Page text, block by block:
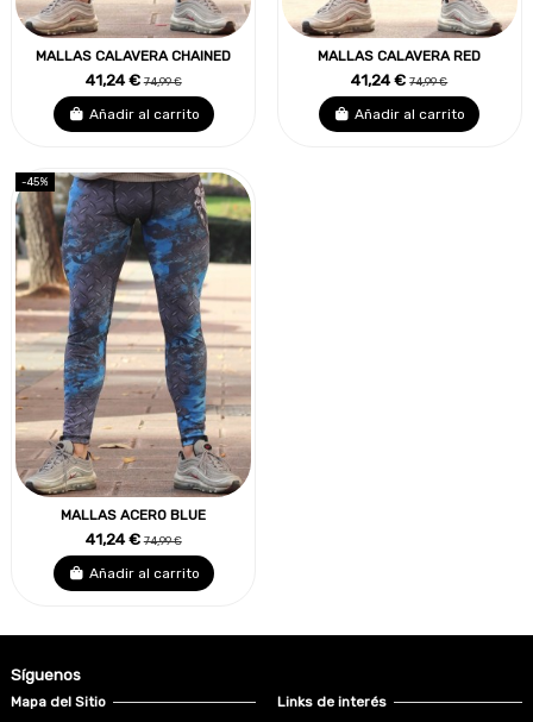
MALLAS CALAVERA CHAINED
41,24 €74,99 €
Añadir al carrito
MALLAS CALAVERA RED
41,24 €74,99 €
Añadir al carrito
-45%
MALLAS ACERO BLUE
41,24 €74,99 €
Añadir al carrito
Síguenos
Mapa del Sitio
Links de interés